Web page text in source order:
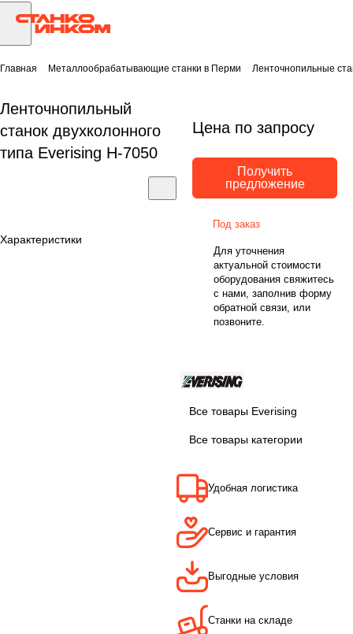
Главная Металлообрабатывающие станки в Перми Ленточнопильные
Ленточнопильный
станок двухколонного
типа Everising H-7050
Характеристики
Цена по запросу
Получить
предложение
Под заказ
Для уточнения
актуальной стоимости
оборудования свяжитесь
с нами, заполнив форму
обратной связи, или
позвоните.
Все товары Everising
Все товары категории
Удобная логистика
Сервис и гарантия
Выгодные условия
Станки на складе